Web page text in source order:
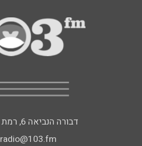
דבורה הנביאה 6, רמת השרון
radio@103.fm